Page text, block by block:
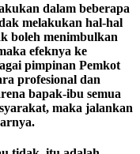
dalam beberapa
melakukan hal-hal
boleh menimbulkan
efeknya ke
pimpinan Pemkot
profesional dan
bapak-ibu semua
maka jalankan